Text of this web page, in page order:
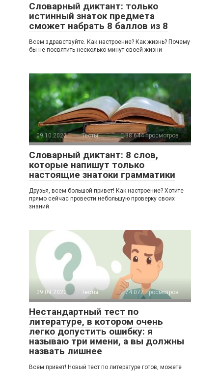
Словарный диктант: только
истинный знаток предмета
сможет набрать 8 баллов из 8
Всем здравствуйте. Как настроение? Как жизнь? Почему
бы не посвятить несколько минут своей жизни
09.10.2022 Тесты 38 644 просмотров
Словарный диктант: 8 слов,
которые напишут только
настоящие знатоки грамматики
Друзья, всем большой привет! Как настроение? Хотите
прямо сейчас провести небольшую проверку своих
знаний
29.09.2022 Тесты 74 077 просмотров
Нестандартный тест по
литературе, в котором очень
легко допустить ошибку: я
называю три имени, а вы должны
назвать лишнее
Всем привет! Новый тест по литературе готов, можете